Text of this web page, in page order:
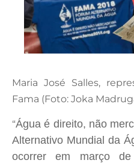
Maria José Salles,
Fama (Foto: Joka
“Água é direito, não
Alternativo Mundial da
ocorrer em março